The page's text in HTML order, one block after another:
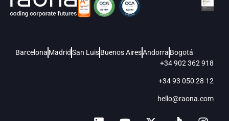
Barcelona MadridSan LuisBuenos AiresAndorra Bogotá
+34 902 362 918
+34 93 050 28 12
hello@raona.com